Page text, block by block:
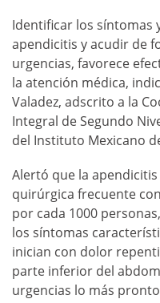
Identificar los síntomas
apendicitis y acudir de
urgencias, favorece
la atención médica,
Valadez, adscrito a la
Integral de Segundo
del Instituto Mexicano
Alertó que la
quirúrgica frecuente
por cada 1000
los síntomas
inician con dolor
parte inferior del
urgencias lo más